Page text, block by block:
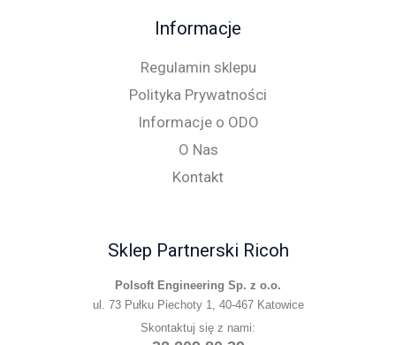
Informacje
Regulamin sklepu
Polityka Prywatności
Informacje o ODO
O Nas
Kontakt
Sklep Partnerski Ricoh
Polsoft Engineering Sp. z o.o.
ul. 73 Pułku Piechoty 1, 40-467 Katowice
Skontaktuj się z nami: